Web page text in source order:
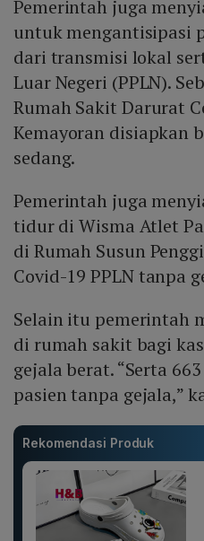
Pemerintah juga
untuk mengantisipasi
dari transmisi lokal
Luar Negeri (PPLN).
Rumah Sakit Darurat
Kemayoran disiapkan
sedang.
Pemerintah juga
tidur di Wisma Atlet
di Rumah Susun
Covid-19 PPLN tanpa
Selain itu pemerintah
di rumah sakit bagi
gejala berat. “Serta
pasien tanpa gejala,”
Rekomendasi Produk